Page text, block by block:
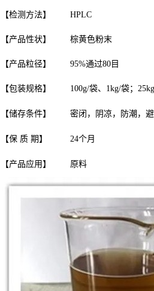
【检测方法】 HPLC
【产品性状】 棕黄色粉末
【产品粒径】 95%通过80目
【包装规格】 100g/袋、1kg/袋；
【储存条件】 密闭，阴凉，防潮，避
【保 质 期】 24个月
【产品应用】 原料